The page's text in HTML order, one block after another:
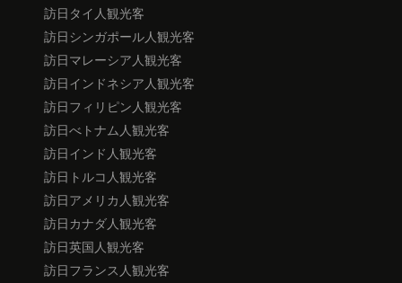
訪日タイ人観光客
訪日シンガポール人観光客
訪日マレーシア人観光客
訪日インドネシア人観光客
訪日フィリピン人観光客
訪日べトナム人観光客
訪日インド人観光客
訪日トルコ人観光客
訪日アメリカ人観光客
訪日カナダ人観光客
訪日英国人観光客
訪日フランス人観光客